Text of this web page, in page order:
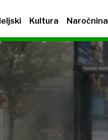
Kultura Naročnina